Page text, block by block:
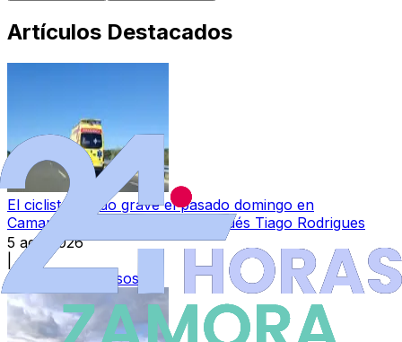
Artículos Destacados
El ciclista herido grave el pasado domingo en
Camarzana es el triatleta portugués Tiago Rodrigues
5 ago 2026
Categoría:
Sucesos